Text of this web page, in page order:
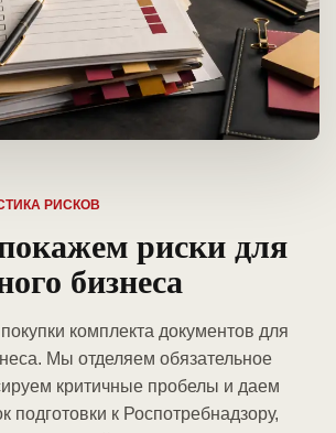
РИСКОВ
риски для
бизнеса
комплекта документов для
Мы отделяем обязательное
критичные пробелы и даем
подготовки к Роспотребнадзору,